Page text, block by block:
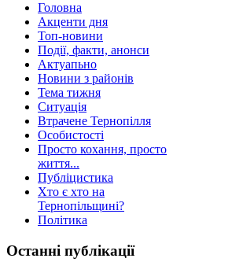
Головна
Акценти дня
Топ-новини
Події, факти, анонси
Актуапьно
Новини з районів
Тема тижня
Ситуація
Втрачене Тернопілля
Особистості
Просто кохання, просто
життя...
Публіцистика
Хто є хто на
Тернопільщині?
Політика
Останні публікації